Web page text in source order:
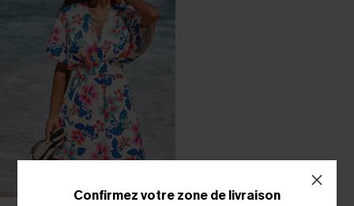
Confirmez votre zone de livraison